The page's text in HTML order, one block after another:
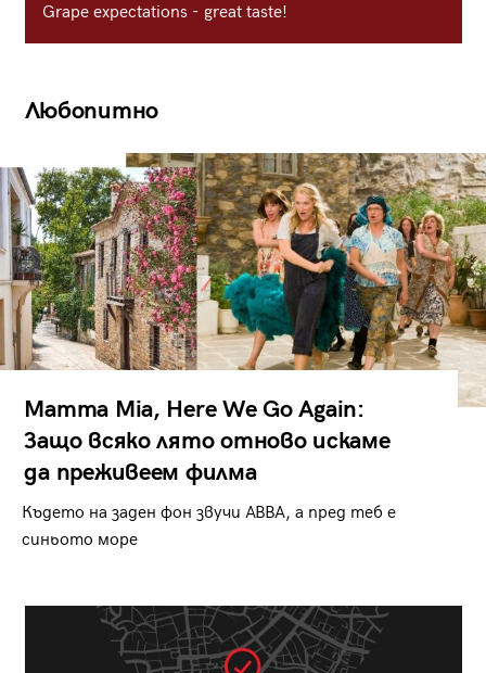
Grape expectations - great taste!
Любопитно
Mamma Mia, Here We Go Again:
Защо всяко лято отново искаме
да преживеем филма
Където на заден фон звучи ABBA, а пред теб е
синьото море